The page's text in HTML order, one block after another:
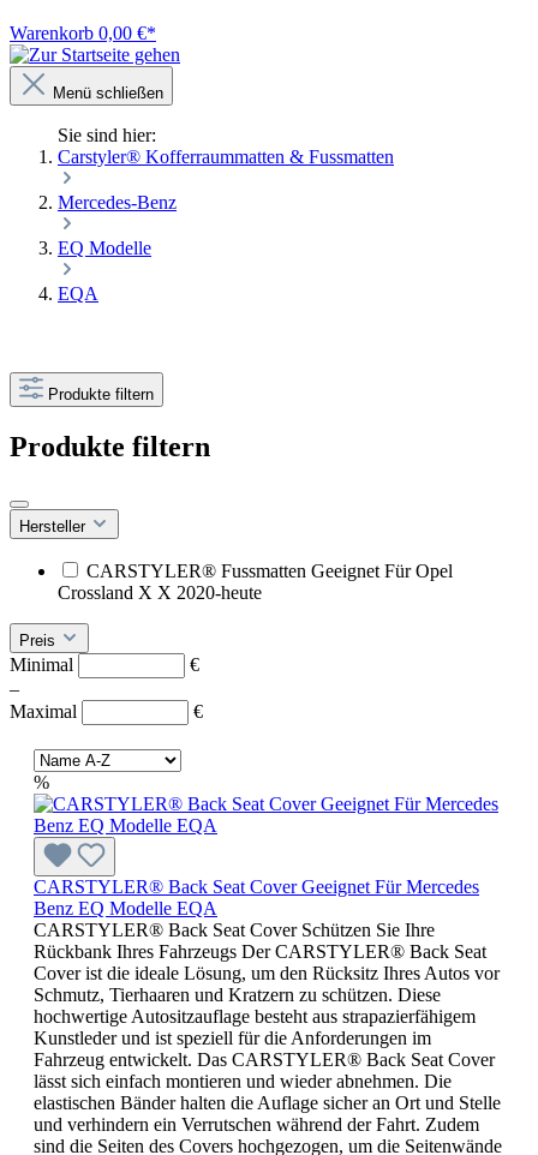
Warenkorb 0,00 €*
Menü schließen
Sie sind hier:
Carstyler® Kofferraummatten & Fussmatten
Mercedes-Benz
EQ Modelle
EQA
Produkte filtern
Produkte filtern
Hersteller
CARSTYLER® Fussmatten Geeignet Für Opel
Crossland X X 2020-heute
Preis
Minimal
€
–
Maximal
€
%
CARSTYLER® Back Seat Cover Geeignet Für Mercedes
Benz EQ Modelle EQA
CARSTYLER® Back Seat Cover Schützen Sie Ihre
Rückbank Ihres Fahrzeugs Der CARSTYLER® Back Seat
Cover ist die ideale Lösung, um den Rücksitz Ihres Autos vor
Schmutz, Tierhaaren und Kratzern zu schützen. Diese
hochwertige Autositzauflage besteht aus strapazierfähigem
Kunstleder und ist speziell für die Anforderungen im
Fahrzeug entwickelt. Das CARSTYLER® Back Seat Cover
lässt sich einfach montieren und wieder abnehmen. Die
elastischen Bänder halten die Auflage sicher an Ort und Stelle
und verhindern ein Verrutschen während der Fahrt. Zudem
sind die Seiten des Covers hochgezogen, um die Seitenwände